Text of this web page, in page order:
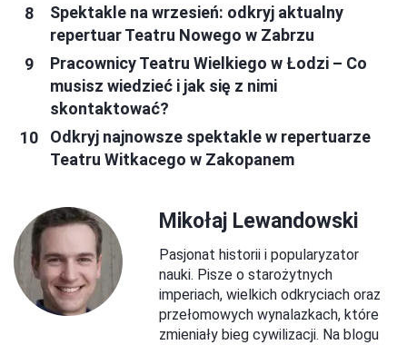
Spektakle na wrzesień: odkryj aktualny
repertuar Teatru Nowego w Zabrzu
Pracownicy Teatru Wielkiego w Łodzi – Co
musisz wiedzieć i jak się z nimi
skontaktować?
Odkryj najnowsze spektakle w repertuarze
Teatru Witkacego w Zakopanem
Mikołaj Lewandowski
Pasjonat historii i popularyzator
nauki. Pisze o starożytnych
imperiach, wielkich odkryciach oraz
przełomowych wynalazkach, które
zmieniały bieg cywilizacji. Na blogu